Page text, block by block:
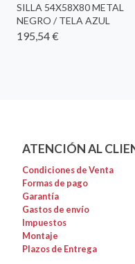
SILLA 54X58X80 METAL
NEGRO / TELA AZUL
195,54 €
ATENCIÓN AL
Condiciones de Venta
Formas de pago
Garantía
Gastos de envío
Impuestos
Montaje
Plazos de Entrega